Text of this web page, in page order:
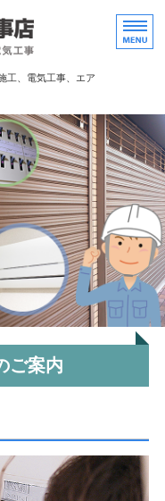
愛知県豊田市
工、電気工事、エア
ご案内